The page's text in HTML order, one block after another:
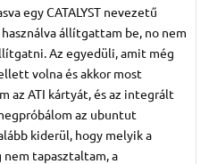
egy CATALYST nevezetű
állítgattam be, no nem
Az egyedüli, amit még
volna és akkor most
az ATI kártyát, és az integrált
az ubuntut
kiderül, hogy melyik a
tapasztaltam, a